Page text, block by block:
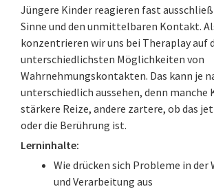
Jüngere Kinder reagieren fast
Sinne und den unmittelbaren Kontakt.
konzentrieren wir uns bei Theraplay auf
unterschiedlichsten Möglichkeiten von
Wahrnehmungskontakten. Das kann je
unterschiedlich aussehen, denn manche
stärkere Reize, andere zartere, ob das
oder die Berührung ist.
Lerninhalte:
Wie drücken sich Probleme in der
und Verarbeitung aus